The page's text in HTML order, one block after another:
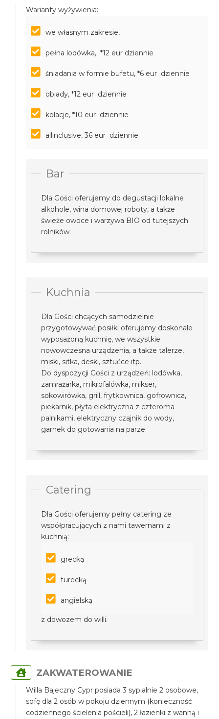
Warianty wyżywienia:
we własnym zakresie,
pełna lodówka, *12 eur dziennie
śniadania w formie bufetu, *6 eur dziennie
obiady, *12 eur dziennie
kolacje, *10 eur dziennie
allinclusive, 36 eur dziennie
Bar
Dla Gości oferujemy do degustacji lokalne
alkohole, wina domowej roboty, a także
świeże owoce i warzywa BIO od tutejszych
rolników.
Kuchnia
Dla Gości chcących samodzielnie
przygotowywać posiłki oferujemy doskonale
wyposażoną kuchnię, we wszystkie
nowowczesna urządzenia, a także talerze,
miski, sitka, deski, sztućce itp.
Do dyspozycji Gości z urządzeń: lodówka,
zamrażarka, mikrofalówka, mikser,
sokowirówka, grill, frytkownica, gofrownica,
piekarnik, płyta elektryczna z czteroma
palnikami, elektryczny czajnik do wody,
garnek do gotowania na parze.
Catering
Dla Gości oferujemy pełny catering ze
współpracujących z nami tawernami z
kuchnią:
grecką
turecką
angielską
z dowozem do willi.
ZAKWATEROWANIE
Willa Bajeczny Cypr posiada 3 sypialnie 2 osobowe,
sofę dla 2 osób w pokoju dziennym (konieczność
codziennego ścielenia pościeli), 2 łazienki z wanną i